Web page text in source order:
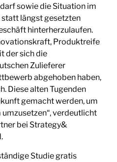
sowie die Situation im
längst gesetzten
hinterherzulaufen.
Produktreife
der sich die
Zulieferer
abgehoben haben,
Diese alten Tugenden
gemacht werden, um
verdeutlicht
bei Strategy&
Studie gratis